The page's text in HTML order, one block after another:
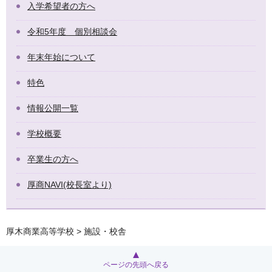
入学希望者の方へ
令和5年度 個別相談会
年末年始について
特色
情報公開一覧
学校概要
卒業生の方へ
厚商NAVI(校長室より)
厚木商業高等学校 > 施設・校舎
ページの先頭へ戻る